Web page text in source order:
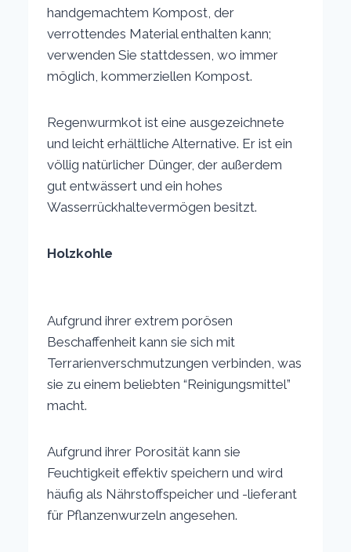
handgemachtem Kompost, der
verrottendes Material enthalten kann;
verwenden Sie stattdessen, wo immer
möglich, kommerziellen Kompost.
Regenwurmkot ist eine ausgezeichnete
und leicht erhältliche Alternative. Er ist ein
völlig natürlicher Dünger, der außerdem
gut entwässert und ein hohes
Wasserrückhaltevermögen besitzt.
Holzkohle
Aufgrund ihrer extrem porösen
Beschaffenheit kann sie sich mit
Terrarienverschmutzungen verbinden, was
sie zu einem beliebten “Reinigungsmittel”
macht.
Aufgrund ihrer Porosität kann sie
Feuchtigkeit effektiv speichern und wird
häufig als Nährstoffspeicher und -lieferant
für Pflanzenwurzeln angesehen.